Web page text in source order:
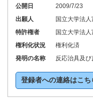
公開日
2009/7/23
出願人
国立大学法
特許権者
国立大学法
権利化状況
権利化済
発明の名称
反応治具及
登録者への連絡はこち